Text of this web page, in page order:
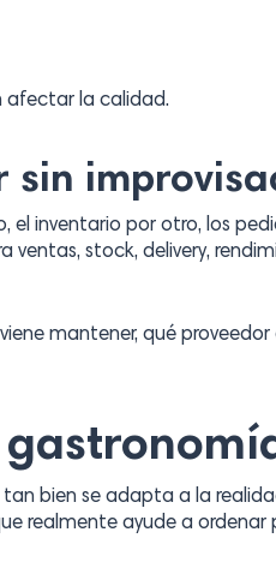
afectar la calidad.
inventario por otro, los
ventas, stock, delivery,
mantener, qué proveedor
tan bien se adapta a la
realmente ayude a ordenar